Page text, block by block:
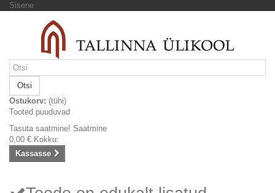
Sisene
Otsi
Ostukorv: (tühi)
Tooted puuduvad
Tasuta saatmine! Saatmine
0,00 € Kokku:
Kassasse